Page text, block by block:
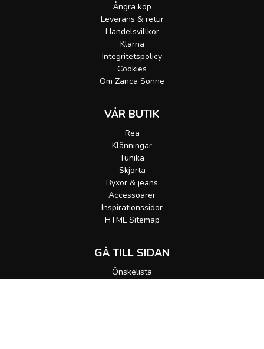
Ångra köp
Leverans & retur
Handelsvillkor
Klarna
Integritetspolicy
Cookies
Om Zanca Sonne
VÅR BUTIK
Rea
Klänningar
Tunika
Skjorta
Byxor & jeans
Accessoarer
Inspirationssidor
HTML Sitemap
GÅ TILL SIDAN
Önskelista